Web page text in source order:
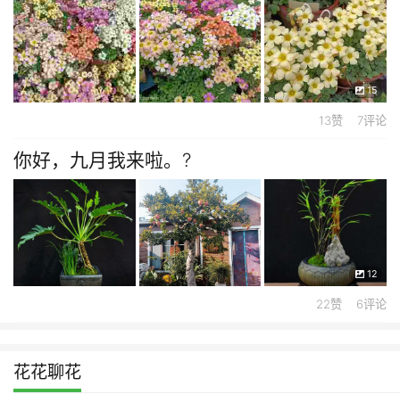
15
13赞 7评论
你好，九月我来啦。?
12
22赞 6评论
花花聊花